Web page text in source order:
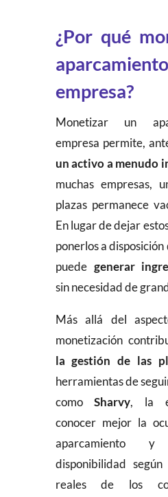
¿Por qué
empresa?
Monetizar un
empresa permite,
un activo a menudo
muchas empresas,
plazas permanece
En lugar de dejar
ponerlos a
puede generar
sin necesidad de
Más allá del
monetización
la gestión de las
herramientas de
comoSharvy, la
conocer mejor la
aparcamiento
disponibilidad según
reales de los